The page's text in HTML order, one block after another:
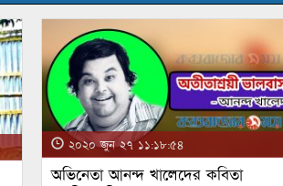
২০২০ জুন ২৭ ১১:১৮:৫৪
অভিনেতা আনন্দ খালেদের কবিতা